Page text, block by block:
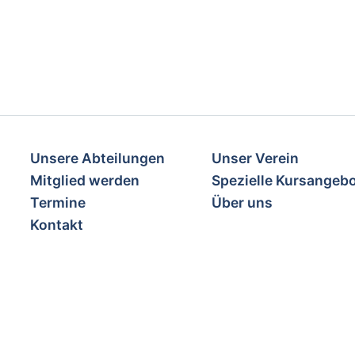
Unsere Abteilungen
Unser Verein
Mitglied werden
Spezielle
Termine
Über uns
Kontakt